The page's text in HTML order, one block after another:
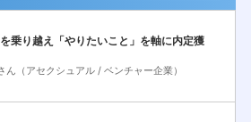
乗り越え「やりたいこと」を軸に内定獲
、生涯現役のキャリアを強みに変える道筋
ん（アセクシュアル / ベンチャー企業）